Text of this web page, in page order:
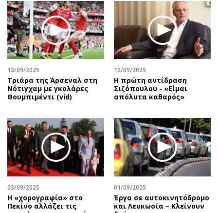
13/09/2025
Τριάρα της Άρσεναλ στη
Νότιγχαμ με γκολάρες
Θουμπιμέντι (vid)
12/09/2025
Η πρώτη αντίδραση
Σιζόπουλoυ - «Είμαι
απόλυτα καθαρός»
03/09/2025
Η «χορογραφία» στο
Πεκίνο αλλάζει τις
01/09/2025
Έργα σε αυτοκινητόδρομο
και Λευκωσία – Κλείνουν